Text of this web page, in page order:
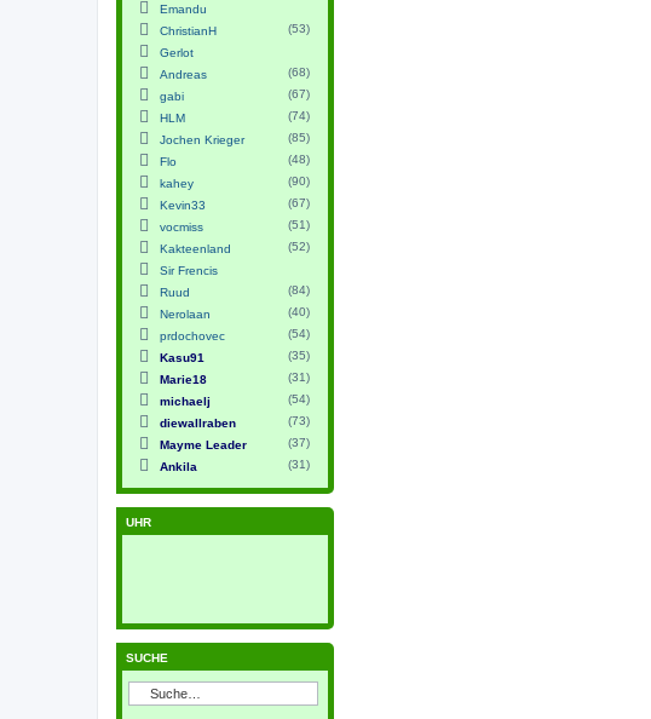
Emandu
ChristianH
(53)
Gerlot
Andreas
(68)
gabi
(67)
HLM
(74)
Jochen Krieger
(85)
Flo
(48)
kahey
(90)
Kevin33
(67)
vocmiss
(51)
Kakteenland
(52)
Sir Frencis
Ruud
(84)
Nerolaan
(40)
prdochovec
(54)
Kasu91
(35)
Marie18
(31)
michaelj
(54)
diewallraben
(73)
Mayme Leader
(37)
Ankila
(31)
UHR
SUCHE